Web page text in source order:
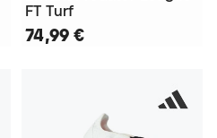
FT Turf
74,99 €